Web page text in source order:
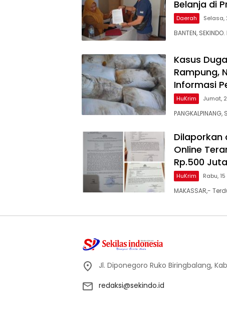
Belanja di
Daerah Selasa,
BANTEN,
Kasus
Rampung,
Informasi
HuKrim Jumat,
Dilaporkan
Online
Rp.500 Juta
HuKrim Rabu,
MAKASSAR,-
Jl. Diponegoro Ruko Biringbalang,
redaksi@sekindo.id